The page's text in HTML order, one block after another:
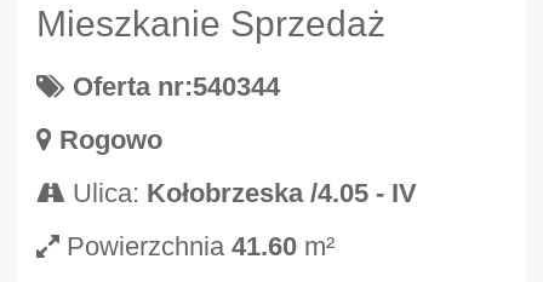
Mieszkanie Sprzedaż
Oferta nr:540344
Rogowo
Ulica: Kołobrzeska /4.05 - IV
Powierzchnia 41.60 m²